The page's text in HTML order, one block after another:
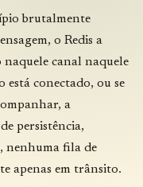
brutalmente
o Redis a
naquele canal naquele
está conectado, ou se
a
persistência,
nenhuma fila de
apenas em trânsito.